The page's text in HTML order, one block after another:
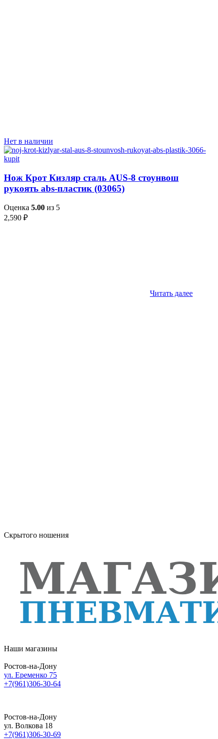
Нет в наличии
Нож Крот Кизляр сталь AUS-8 стоунвош
рукоять abs-пластик (03065)
Оценка 5.00 из 5
2,590 ₽
Читать далее
Скрытого ношения
Наши магазины
Ростов-на-Дону
ул. Еременко 75
+7(961)306-30-64
Ростов-на-Дону
ул. Волкова 18
+7(961)306-30-69